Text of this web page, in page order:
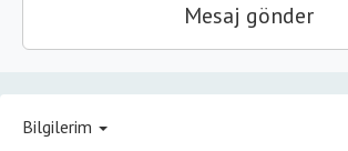
Mesaj gönder
Bilgilerim